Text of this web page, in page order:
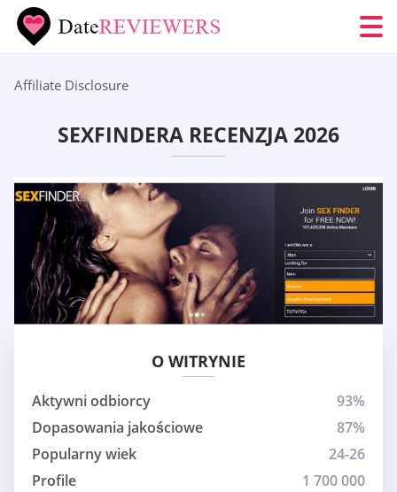
Affiliate Disclosure
SEXFINDERA RECENZJA 2026
O WITRYNIE
Aktywni odbiorcy
93%
Dopasowania jakościowe
87%
Popularny wiek
24-26
Profile
1 700 000